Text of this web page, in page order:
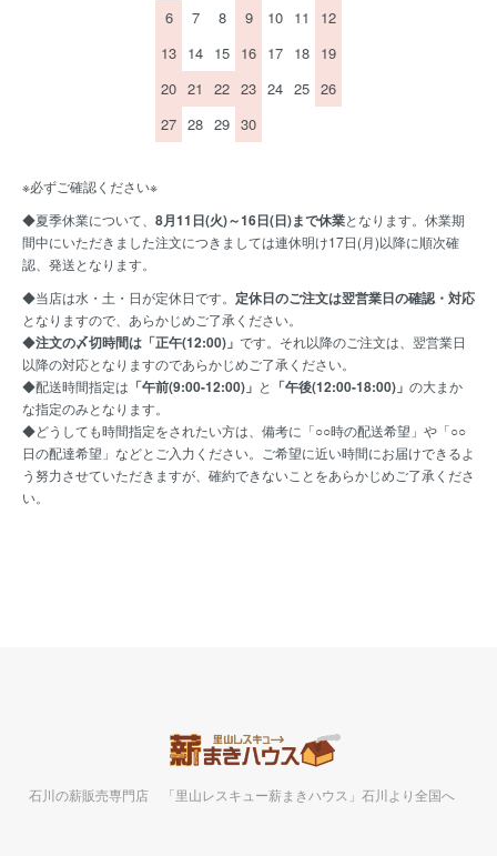
6
7 8 9 10 11
12
13 14 15 16 17 18 19
20 21 22 23 24 25 26
27 28 29 30
※必ずご確認ください※
◆夏季休業について、 8月11日(火)～16日(日)まで休業となります。休業期
間中にいただきました注文につきましては連休明け17日(月)以降に順次確
認、発送となります。
◆当店は水・土・日が定休日です。 定休日のご注文は翌営業日の確認・対応
となりますので、あらかじめご了承ください。
◆注文の〆切時間は「正午(12:00)」 です。それ以降のご注文は、翌営業日
以降の対応となりますのであらかじめご了承ください。
◆配送時間指定は 「午前(9:00-12:00)」 と 「午後(12:00-18:00)」 の大まか
な指定のみとなります。
◆どうしても時間指定をされたい方は、備考に「○○時の配送希望」や「○○
日の配達希望」などとご入力ください。ご希望に近い時間にお届けできるよ
う努力させていただきますが、確約できないことをあらかじめご了承くださ
い。
石川の薪販売専門店 「里山レスキュー薪まきハウス」石川より全国へ